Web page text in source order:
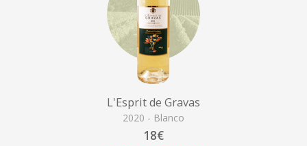
L'Esprit de Gravas
2020 - Blanco
18€